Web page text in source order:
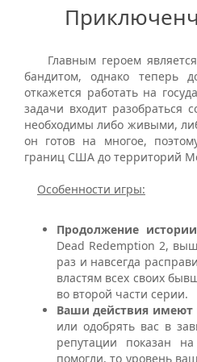
Главным героем
бандитом, однако теперь
откажется работать на
задачи входит
необходимы либо живыми,
он готов на многое,
границ США до территорий
Особенности игры:
Продолжение
Dead Redemption 2,
раз и навсегда
властям всех своих
во второй части серии.
Ваши действия имеют
или одобрять вас в
репутации показан
помогли, то уровень